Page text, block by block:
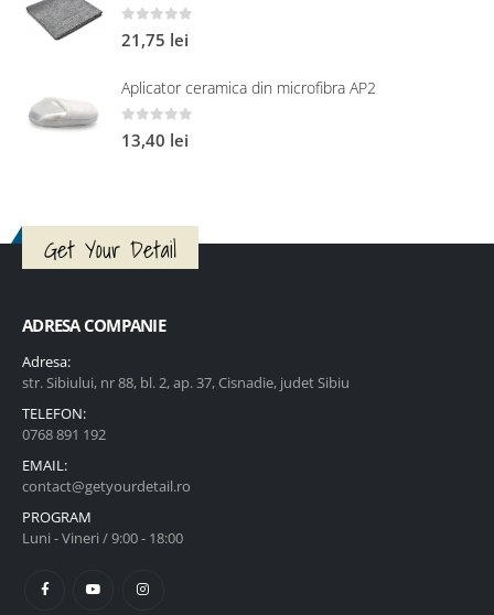
out of 5
21,75 lei
Aplicator ceramica din microfibra AP2
out of 5
13,40 lei
Get Your Detail
ADRESA COMPANIE
Adresa:
str. Sibiului, nr 88, bl. 2, ap. 37, Cisnadie, judet Sibiu
TELEFON:
0768 891 192
EMAIL:
contact@getyourdetail.ro
PROGRAM
Luni - Vineri / 9:00 - 18:00